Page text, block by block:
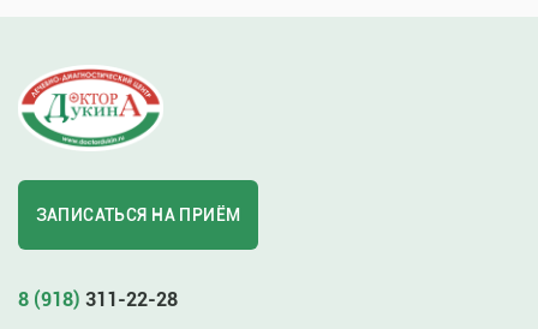
ЗАПИСАТЬСЯ НА ПРИЁМ
8 (918) 311-22-28